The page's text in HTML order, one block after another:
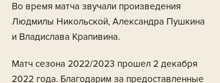
Во время матча звучали произведения
Людмилы Никольской, Александра Пушкина
и Владислава Крапивина.
Матч сезона 2022/2023 прошел 2 декабря
2022 года. Благодарим за предоставленные